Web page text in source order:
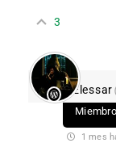
3
Elessar
Miembro
1 mes